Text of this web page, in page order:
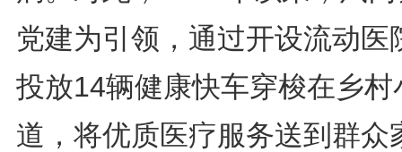
党建为引领，通过开设流动医
投放14辆健康快车穿梭在乡村
道，将优质医疗服务送到群众